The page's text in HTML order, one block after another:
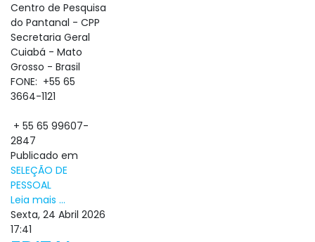
Centro de Pesquisa
do Pantanal - CPP
Secretaria Geral
Cuiabá - Mato
Grosso - Brasil
FONE: +55 65
3664-1121
+ 55 65 99607-
2847
Publicado em
SELEÇÃO DE
PESSOAL
Leia mais ...
Sexta, 24 Abril 2026
17:41